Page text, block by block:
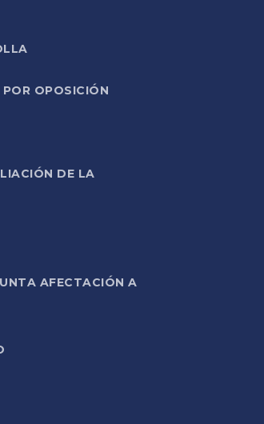
OPOSICIÓN
DE LA
AFECTACIÓN A